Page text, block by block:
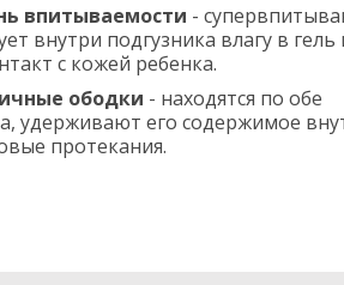
впитываемости -
внутри подгузника влагу в гель
с кожей ребенка.
ободки - находятся по обе
удерживают его содержимое
протекания.